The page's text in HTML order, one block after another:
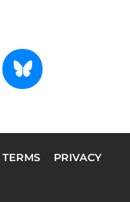
TERMS
PRIVACY